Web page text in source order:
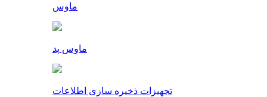
ماوس
ماوس پد
تجهیزات ذخیره سازی اطلاعات